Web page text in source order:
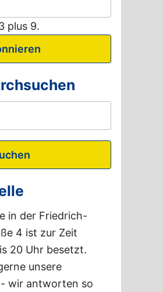
plus 9.
in der Friedrich-
4 ist zur Zeit
20 Uhr besetzt.
unsere
- wir antworten so